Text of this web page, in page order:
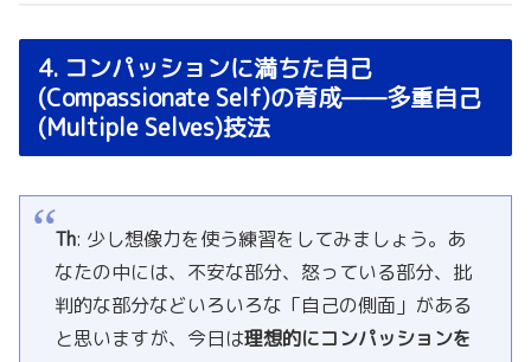
4. コンパッションに満ちた自己
(Compassionate Self)の育成——多重自己
(Multiple Selves)技法
Th: 少し想像力を使う練習をしてみましょう。あ
なたの中には、不安な部分、怒っている部分、批
判的な部分などいろいろな「自己の側面」がある
と思いますが、今日は理想的にコンパッションを